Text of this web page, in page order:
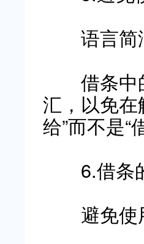
语言简
借条中的
汇，以免
给”而不是“
6.借条
避免使